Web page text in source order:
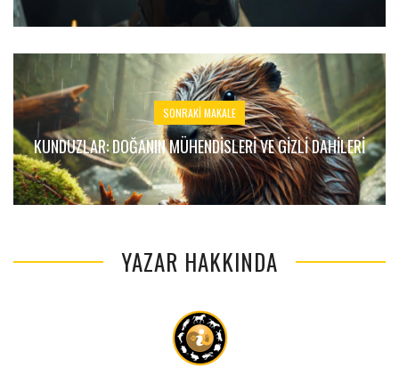
SONRAKI MAKALE
KUNDUZLAR: DOĞANIN MÜHENDISLERI VE GIZLI DAHILERI
YAZAR HAKKINDA